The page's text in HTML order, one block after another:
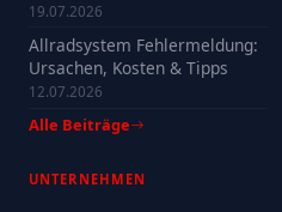
19.07.2026
Allradsystem Fehlermeldung:
Ursachen, Kosten & Tipps
12.07.2026
Alle Beiträge
UNTERNEHMEN